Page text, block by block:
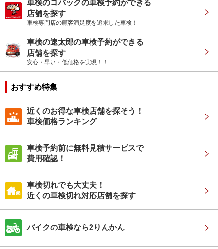
車検のコバックの車検予約ができる
店舗を探す
車検専門店の顧客満足度を追求した車検！
車検の速太郎の車検予約ができる
店舗を探す
安心・早い・低価格を実現！！
おすすめ特集
近くのお得な車検店舗を探そう！
車検価格ランキング
車検予約前に無料見積サービスで
費用確認！
車検切れでも大丈夫！
近くの車検切れ対応店舗を探す
バイクの車検なら2りんかん